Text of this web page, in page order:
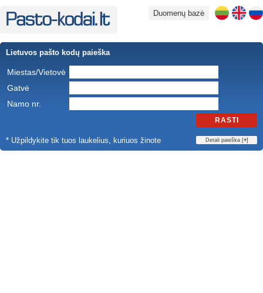
Duomenų bazė
Lietuvos pašto kodų paieška
Miestas/Vietovė
Gatvė
Namo nr.
RASTI
* Užpildykite tik tuos laukelius, kuriuos žinote Detali paieška [+]